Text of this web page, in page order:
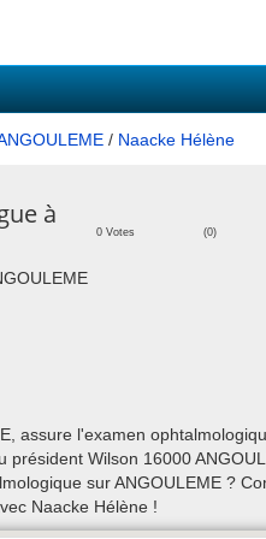
/ Naacke Hélène
à
0 Votes (0)
assure l'examen
Wilson 16000
sur ANGOULEME ?
Naacke Hélène !